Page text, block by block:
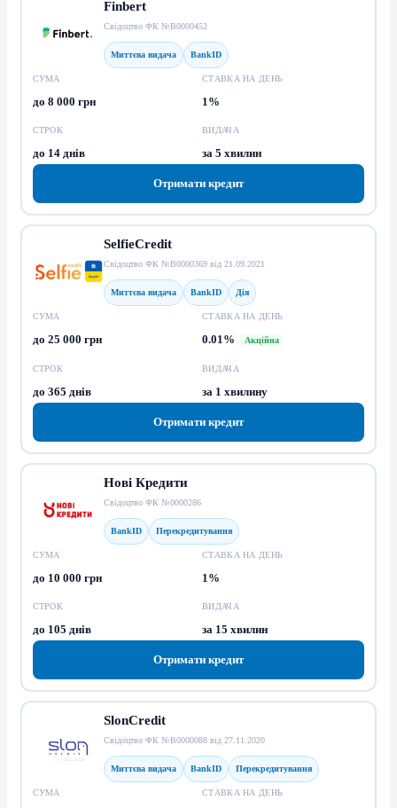
Finbert
Свідоцтво ФК №В0000452
Миттєва видача BankID
СУМА
до 8 000 грн
СТАВКА НА ДЕНЬ
1%
СТРОК
до 14 днів
ВИДАЧА
за 5 хвилин
Отримати кредит
SelfieCredit
Свідоцтво ФК №В0000369 від 21.09.2021
Миттєва видача BankID Дія
СУМА
до 25 000 грн
СТАВКА НА ДЕНЬ
0.01% Акційна
СТРОК
до 365 днів
ВИДАЧА
за 1 хвилину
Отримати кредит
Нові Кредити
Свідоцтво ФК №0000286
BankID Перекредитування
СУМА
до 10 000 грн
СТАВКА НА ДЕНЬ
1%
СТРОК
до 105 днів
ВИДАЧА
за 15 хвилин
Отримати кредит
SlonCredit
Свідоцтво ФК №В0000088 від 27.11.2020
Миттєва видача BankID Перекредитування
СУМА СТАВКА НА ДЕНЬ